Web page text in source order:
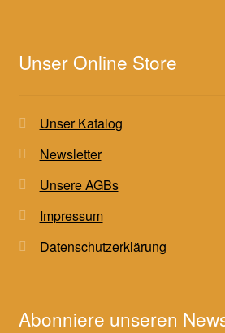
Unser Online Store
Unser Katalog
Newsletter
Unsere AGBs
Impressum
Datenschutzerklärung
Abonniere unseren